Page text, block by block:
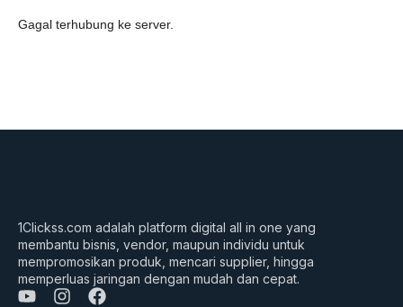
Gagal terhubung ke server.
1Clickss.com adalah platform digital all in one yang
membantu bisnis, vendor, maupun individu untuk
mempromosikan produk, mencari supplier, hingga
memperluas jaringan dengan mudah dan cepat.
Y
I
F